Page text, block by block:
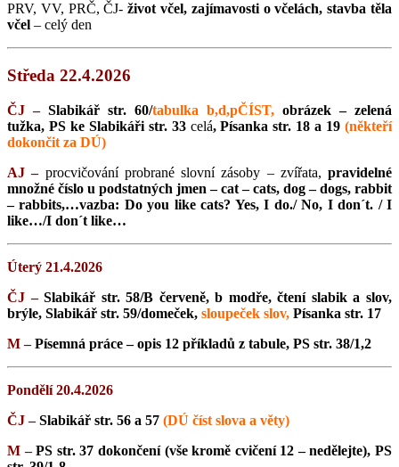
PRV, VV, PRČ, ČJ-život včel, zajímavosti o včelách, stavba těla
včel – celý den
Středa 22.4.2026
ČJ –Slabikář str. 60/tabulka b,d,pČÍST, obrázek – zelená
tužka, PS ke Slabikáři str. 33 celá, Písanka str. 18 a 19 (někteří
dokončit za DÚ)
AJ – procvičování probrané slovní zásoby – zvířata, pravidelné
množné číslo u podstatných jmen – cat – cats, dog – dogs, rabbit
– rabbits,…vazba: Do you like cats? Yes, I do./ No, I don´t. / I
like…/I don´t like…
Úterý 21.4.2026
ČJ –Slabikář str. 58/B červeně, b modře, čtení slabik a slov,
brýle, Slabikář str. 59/domeček, sloupeček slov, Písanka str. 17
M –Písemná práce – opis 12 příkladů z tabule, PS str. 38/1,2
Pondělí 20.4.2026
ČJ –Slabikář str. 56 a 57 (DÚ číst slova a věty)
M –PS str. 37 dokončení (vše kromě cvičení 12 – nedělejte), PS